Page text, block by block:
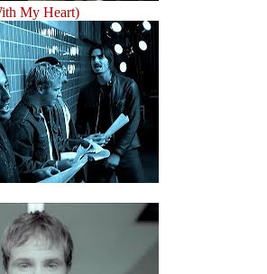
My Heart)